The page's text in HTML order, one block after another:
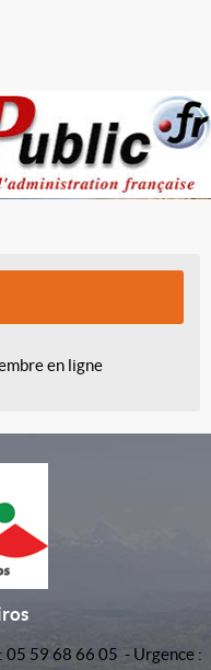
en ligne
05 59 68 66 05 - Urgence :